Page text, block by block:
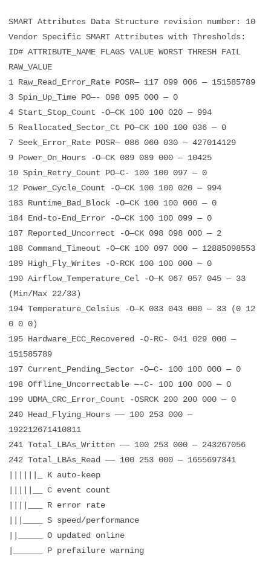
SMART Attributes Data Structure revision number: 10
Vendor Specific SMART Attributes with Thresholds:
ID# ATTRIBUTE_NAME FLAGS VALUE WORST THRESH FAIL
RAW_VALUE
1 Raw_Read_Error_Rate POSR— 117 099 006 — 151585789
3 Spin_Up_Time PO—- 098 095 000 — 0
4 Start_Stop_Count -O—CK 100 100 020 — 994
5 Reallocated_Sector_Ct PO—CK 100 100 036 — 0
7 Seek_Error_Rate POSR— 086 060 030 — 427014129
9 Power_On_Hours -O—CK 089 089 000 — 10425
10 Spin_Retry_Count PO—C- 100 100 097 — 0
12 Power_Cycle_Count -O—CK 100 100 020 — 994
183 Runtime_Bad_Block -O—CK 100 100 000 — 0
184 End-to-End_Error -O—CK 100 100 099 — 0
187 Reported_Uncorrect -O—CK 098 098 000 — 2
188 Command_Timeout -O—CK 100 097 000 — 12885098553
189 High_Fly_Writes -O-RCK 100 100 000 — 0
190 Airflow_Temperature_Cel -O—K 067 057 045 — 33
(Min/Max 22/33)
194 Temperature_Celsius -O—K 033 043 000 — 33 (0 12
0 0 0)
195 Hardware_ECC_Recovered -O-RC- 041 029 000 —
151585789
197 Current_Pending_Sector -O—C- 100 100 000 — 0
198 Offline_Uncorrectable —-C- 100 100 000 — 0
199 UDMA_CRC_Error_Count -OSRCK 200 200 000 — 0
240 Head_Flying_Hours —— 100 253 000 —
192212671410811
241 Total_LBAs_Written —— 100 253 000 — 243267056
242 Total_LBAs_Read —— 100 253 000 — 1655697341
||||||_ K auto-keep
|||||__ C event count
||||___ R error rate
|||____ S speed/performance
||_____ O updated online
|______ P prefailure warning